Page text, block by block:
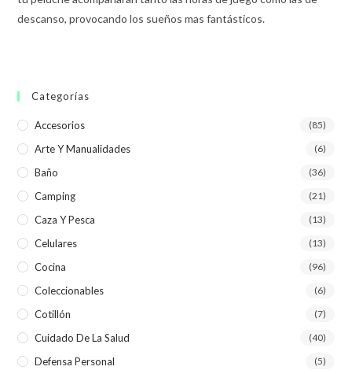
descanso, provocando los sueños mas fantásticos.
Categorías
Accesorios (85)
Arte Y Manualidades (6)
Baño (36)
Camping (21)
Caza Y Pesca (13)
Celulares (13)
Cocina (96)
Coleccionables (6)
Cotillón (7)
Cuidado De La Salud (40)
Defensa Personal (5)